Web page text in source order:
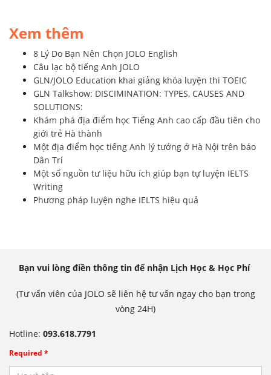
Xem thêm
8 Lý Do Bạn Nên Chọn JOLO English
Câu lạc bộ tiếng Anh JOLO
GLN/JOLO Education khai giảng khóa luyện thi TOEIC
GLN Talkshow: DISCIMINATION: TYPES, CAUSES AND
SOLUTIONS:
Khám phá địa điểm học Tiếng Anh cao cấp đầu tiên cho
giới trẻ Hà thành
Một địa điểm học tiếng Anh lý tưởng ở Hà Nội trên báo
Dân Trí
Một số nguồn tư liệu hữu ích giúp bạn tự luyện IELTS
Writing
Phương pháp luyện nghe IELTS hiệu quả
Bạn vui lòng điền thông tin để nhận Lịch Học & Học Phí
(Tư vấn viên của JOLO sẽ liên hệ tư vấn ngay cho bạn trong
vòng 24H)
Hotline: 093.618.7791
Required *